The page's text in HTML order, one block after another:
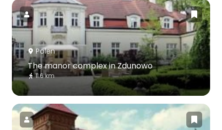
Polen
The manor complex in Zdunowo
11.6 km